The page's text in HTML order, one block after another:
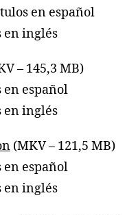
– 145,3 MB)
(MKV – 121,5 MB)